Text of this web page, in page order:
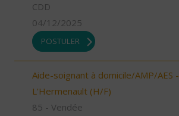
CDD
04/12/2025
POSTULER
Aide-soignant à domicile/AMP/AES -
L'Hermenault (H/F)
85 - Vendée